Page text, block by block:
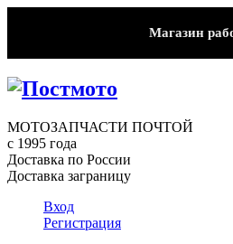
Магазин
МОТОЗАПЧАСТИ ПОЧТОЙ
с 1995 года
Доставка по России
Доставка заграницу
Вход
Регистрация